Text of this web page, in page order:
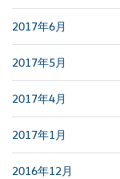
2017年6月
2017年5月
2017年4月
2017年1月
2016年12月